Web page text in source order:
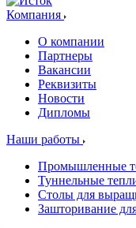
Компания
О компании
Партнеры
Вакансии
Реквизиты
Новости
Дипломы
Наши работы
Промышленные
Туннельные
Столы для
Зашторивание